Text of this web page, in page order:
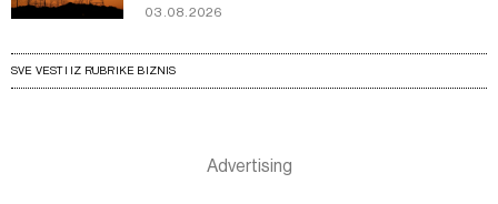
03.08.2026
SVE VESTI IZ RUBRIKE BIZNIS